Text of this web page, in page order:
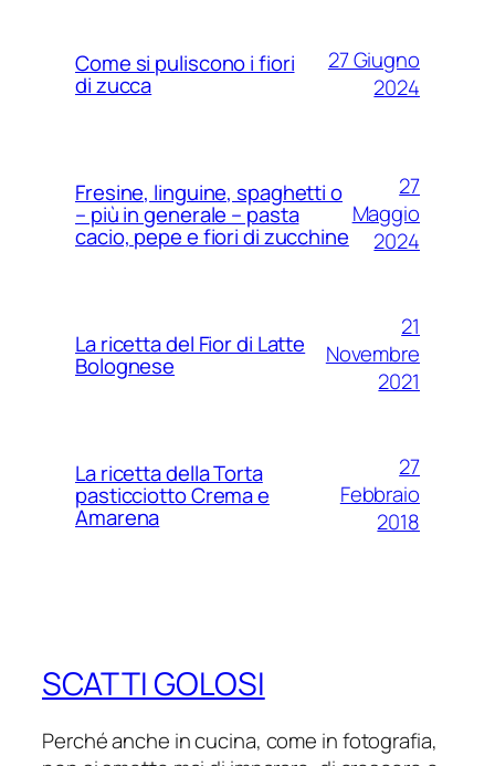
Come si puliscono i fiori
di zucca
27 Giugno
2024
Fresine, linguine, spaghetti o
– più in generale – pasta
cacio, pepe e fiori di zucchine
27
Maggio
2024
La ricetta del Fior di Latte
Bolognese
21
Novembre
2021
La ricetta della Torta
pasticciotto Crema e
Amarena
27
Febbraio
2018
SCATTI GOLOSI
Perché anche in cucina, come in fotografia,